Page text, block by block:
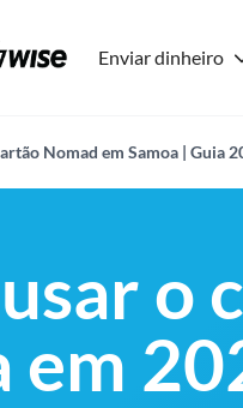
Enviar dinheiro
Nomad em Samoa | Guia
o
em